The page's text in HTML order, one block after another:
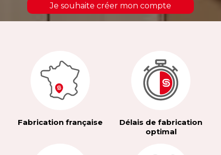
Je souhaite créer mon compte
Fabrication française
Délais de fabrication
optimal